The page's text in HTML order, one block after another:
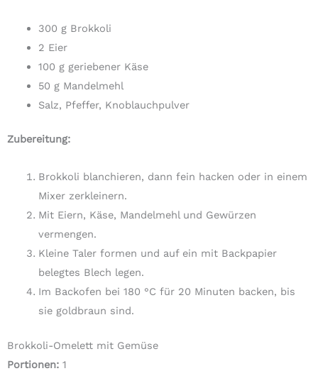
300 g Brokkoli
2 Eier
100 g geriebener Käse
50 g Mandelmehl
Salz, Pfeffer, Knoblauchpulver
Zubereitung:
Brokkoli blanchieren, dann fein hacken oder in einem
Mixer zerkleinern.
Mit Eiern, Käse, Mandelmehl und Gewürzen
vermengen.
Kleine Taler formen und auf ein mit Backpapier
belegtes Blech legen.
Im Backofen bei 180 °C für 20 Minuten backen, bis
sie goldbraun sind.
Brokkoli-Omelett mit Gemüse
Portionen: 1